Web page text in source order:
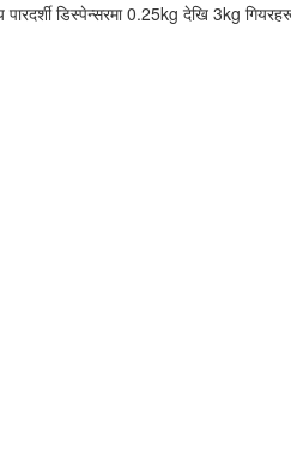
पारदर्शी डिस्पेन्सरमा 0.25kg देखि 3kg